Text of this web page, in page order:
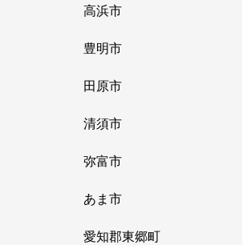
高浜市
豊明市
田原市
清須市
弥富市
あま市
愛知郡東郷町